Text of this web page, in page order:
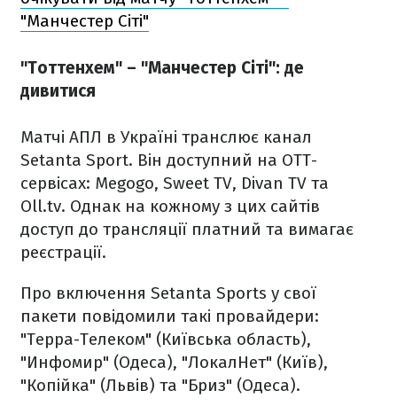
"Манчестер Сіті"
"Тоттенхем" – "Манчестер Сіті": де
дивитися
Матчі АПЛ в Україні транслює канал
Setanta Sport. Він доступний на ОТТ-
сервісах: Megogo, Sweet TV, Divan TV та
Oll.tv. Однак на кожному з цих сайтів
доступ до трансляції платний та вимагає
реєстрації.
Про включення Setanta Sports у свої
пакети повідомили такі провайдери:
"Терра-Телеком" (Київська область),
"Инфомир" (Одеса), "ЛокалНет" (Київ),
"Копійка" (Львів) та "Бриз" (Одеса).